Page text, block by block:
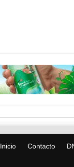
Inicio Contacto